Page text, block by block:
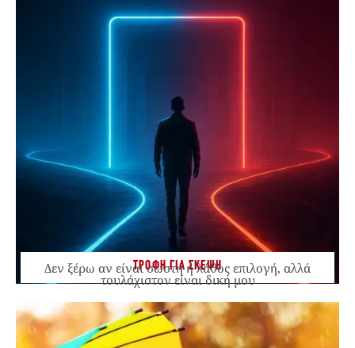
ΤΡΟΦΗ ΓΙΑ ΣΚΕΨΗ
Δεν ξέρω αν είναι σωστή ή λάθος επιλογή, αλλά
τουλάχιστον είναι δική μου